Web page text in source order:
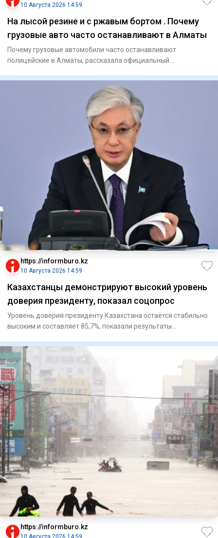
10 Августа 2026 14:59
На лысой резине и с ржавым бортом . Почему
грузовые авто часто останавливают в Алматы
Почему грузовые автомобили часто останавливают
полицейские в Алматы, рассказала официальный
https://informburo.kz
10 Августа 2026 14:59
Казахстанцы демонстрируют высокий уровень
доверия президенту, показал соцопрос
Уровень доверия президенту Казахстана остаётся стабильно
высоким и составляет 85,7%, показали результаты
https://informburo.kz